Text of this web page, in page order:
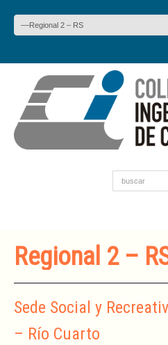
Regional 2 –
Sede Social y
– Río Cuarto